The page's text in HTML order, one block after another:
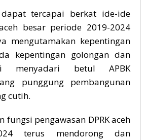
tercapai berkat ide-ide
besar periode 2019-2024
mengutamakan kepentingan
kepentingan golongan dan
menyadari betul APBK
punggung pembangunan
cutih.
fungsi pengawasan DPRK aceh
terus mendorong dan